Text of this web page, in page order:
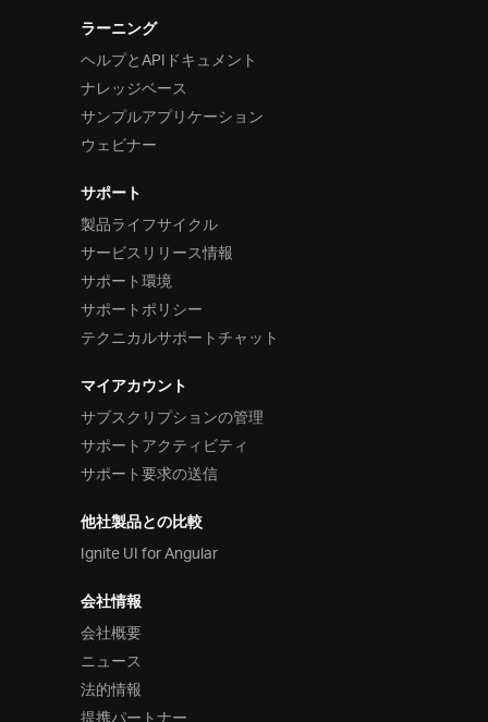
ラーニング
ヘルプとAPIドキュメント
ナレッジベース
サンプルアプリケーション
ウェビナー
サポート
製品ライフサイクル
サービスリリース情報
サポート環境
サポートポリシー
テクニカルサポートチャット
マイアカウント
サブスクリプションの管理
サポートアクティビティ
サポート要求の送信
他社製品との比較
Ignite UI for Angular
会社情報
会社概要
ニュース
法的情報